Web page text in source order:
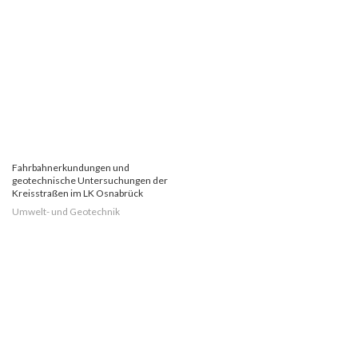
Fahrbahnerkundungen und
geotechnische Untersuchungen der
Kreisstraßen im LK Osnabrück
Umwelt- und Geotechnik